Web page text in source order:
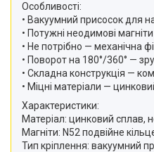
Мікрофони, стійки,
Міні вітрові машини
Генератори диму
Аксесуари для фото-
відеозйомки
Кріплення
Аксесуари для
телефонів і смартфонів
Особливості:
• Вакуумний присосок для
• Потужні неодимові
• Не потрібно — механічна
• Поворот на 180°/360° —
• Складна конструкція —
• Міцні матеріали —
Характеристики:
Матеріал: цинковий сплав,
Магніти: N52 подвійне
Тип кріплення: вакуумний